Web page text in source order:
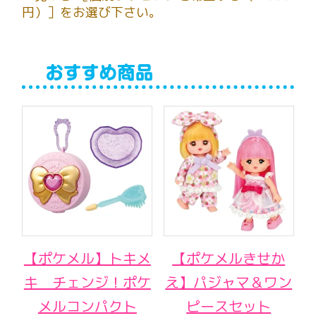
円）］をお選び下さい。
【ポケメル】トキメ
キ チェンジ！ポケ
メルコンパクト
【ポケメルきせか
え】パジャマ＆ワン
ピースセット